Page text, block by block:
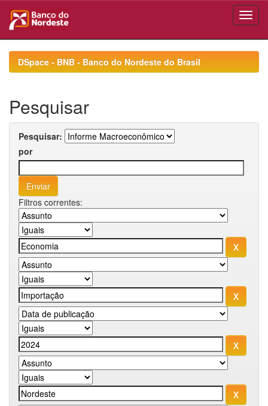
navigationDSpace - BNB - Banco do Nordeste do Brasil
Pesquisar
Pesquisar:
por
Filtros correntes: